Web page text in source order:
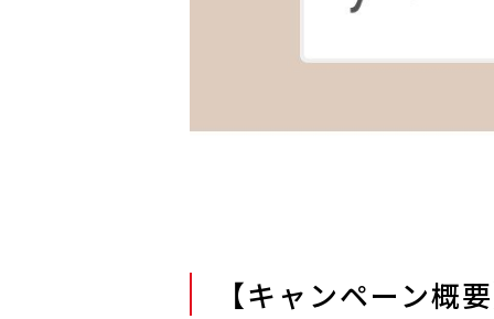
【キャンペーン概